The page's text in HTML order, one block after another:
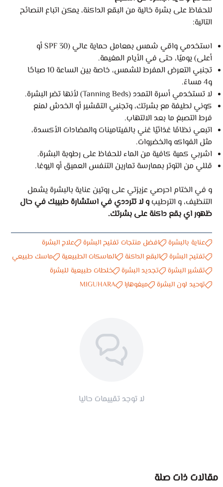
للحفاظ على بشرة خالية من البقع الداكنة، يمكن اتباع النصائح
التالية:
استخدمي واقي شمس بمعامل حماية عالي (SPF 30 أو
أعلى) يوميًا، حتى في الأيام المغيمة.
تجنبي التعرض المفرط للشمس، خاصة بين الساعة 10 صباحًا
و4 مساءً.
لا تستخدمي أسرة التمدد (Tanning Beds) لأنها تضر البشرة.
كوني لطيفة مع بشرتك، وتجنبي التقشير أو الخدش لمنع
فرط التصبغ ما بعد الالتهاب.
اتبعي نظامًا غذائيًا غني بالفيتامينات والمضادات الأكسدة،
مثل الفواكه والخضروات.
اشربي كمية كافية من الماء للحفاظ على رطوبة البشرة.
قللي من التوتر بممارسة تمارين التنفس العميق أو اليوغا.
و في الختام احرصي عزيزتي على روتين عناية بالبشرة يشمل
التنظيف، و الترطيبو لا تترددي في استشارة طبيبك في حال
ظهور اي بقع داكنة على بشرتك.
عناية بالبشرة افضل منتجات تفتيح البشرة
علاج البشرة
تفتيح البشرة
البقع الداكنة الماسكات الطبيعية
ماسك طبيعي
تقشير البشرة
تجديد البشرة
خلطات طبيعية للبشرة
توحيد لون البشرة
ميغوهارا MIGUHARA
لا توجد تقييمات حاليا
مقالات ذات صلة